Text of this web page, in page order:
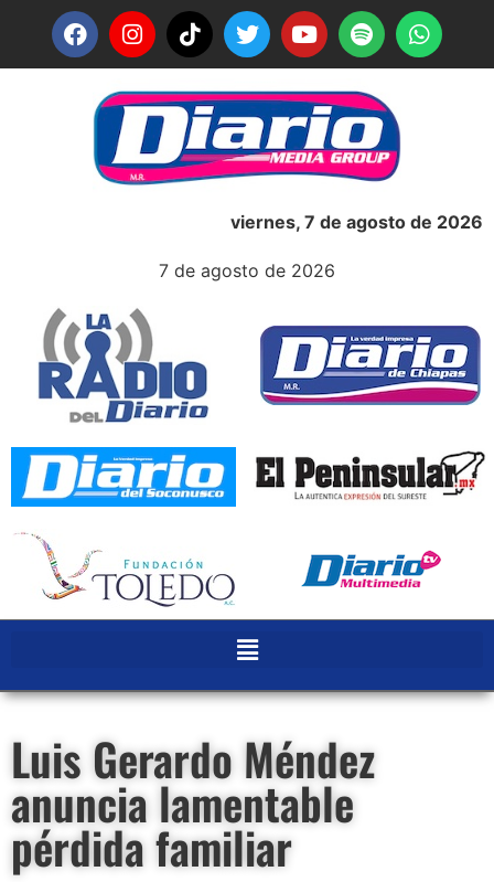
viernes, 7 de agosto de 2026
7 de agosto de 2026
Luis Gerardo Méndez
anuncia lamentable
pérdida familiar